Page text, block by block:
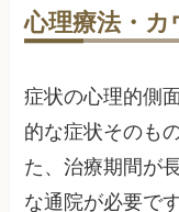
心理療法・
症状の心理的側
的な症状そのも
た、治療期間が
な通院が必要です